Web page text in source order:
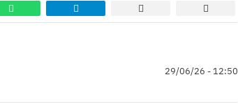
29/06/26 - 12:50